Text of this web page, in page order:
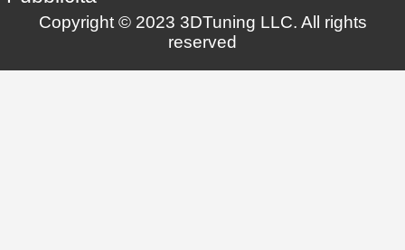
Copyright © 2023 3DTuning LLC. All rights
reserved